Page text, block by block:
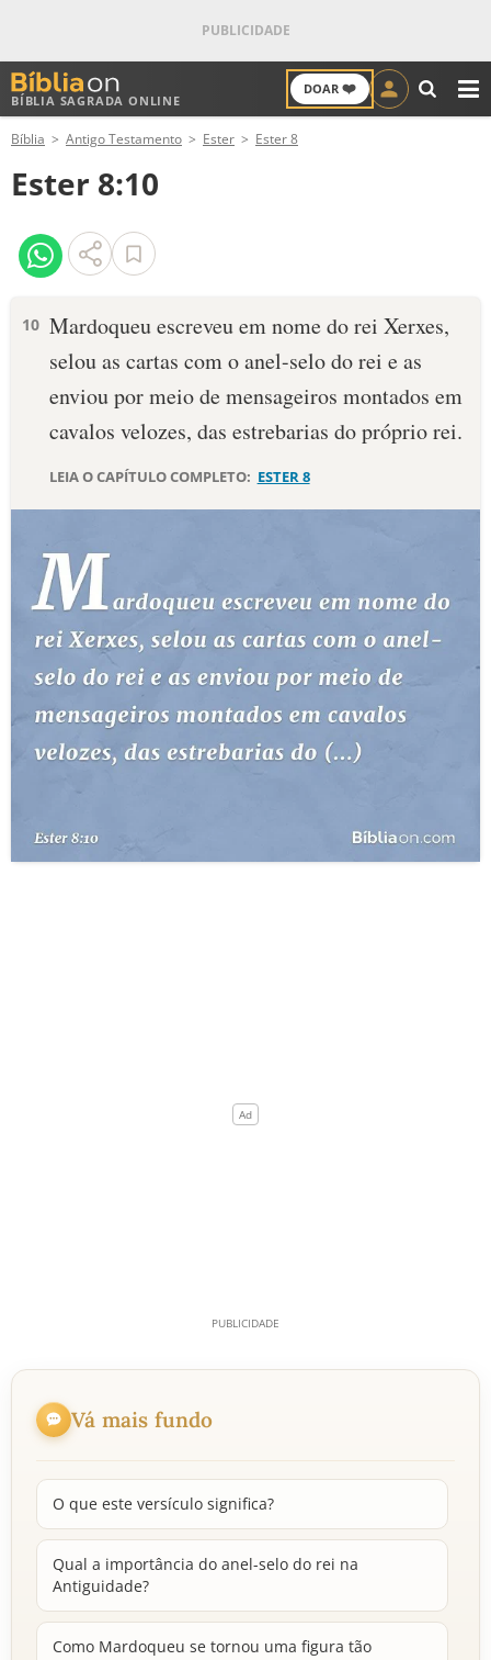
BÍBLIA SAGRADA ONLINE
DOAR ❤️
ANTIGO TESTAMENTO
NOVO TESTAMENTO
VERSÍCULOS
PALAVRA DO DIA
SALMO DO DIA
DEVOCIONAL DIÁRIO
ESTUDOS BÍBLICOS
ESBOÇOS DE PREGAÇÃO
PERGUNTE À BÍBLIA IA
QUEM SOMOS
Bíblia Antigo Testamento Ester Ester 8
Ester 8:10
10 Mardoqueu escreveu em nome do rei Xerxes,
selou as cartas com o anel-selo do rei e as
enviou por meio de mensageiros montados em
cavalos velozes, das estrebarias do próprio rei.
LEIA O CAPÍTULO COMPLETO: ESTER 8
Vá mais fundo
O que este versículo significa?
Qual a importância do anel-selo do rei na
Antiguidade?
Como Mardoqueu se tornou uma figura tão